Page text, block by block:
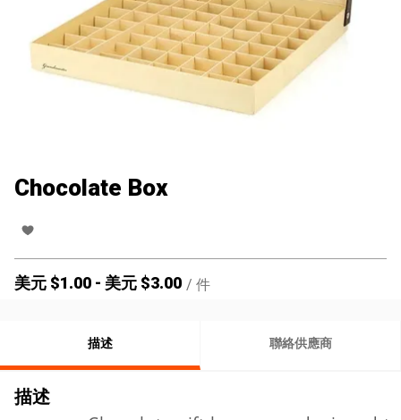
Chocolate Box
美元 $1.00 - 美元 $3.00 / 件
描述 聯絡供應商
描述